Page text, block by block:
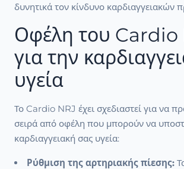
δυνητικά τον κίνδυνο καρδιαγγειακών
Οφέλη του Cardio
για την
υγεία
Το Cardio NRJ έχει σχεδιαστεί για να
σειρά από οφέλη που μπορούν να
καρδιαγγειακή σας υγεία:
Ρύθμιση της αρτηριακής πίεσης: